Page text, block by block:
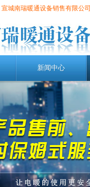
宣城南瑞暖通设备销售有限公
新闻中心